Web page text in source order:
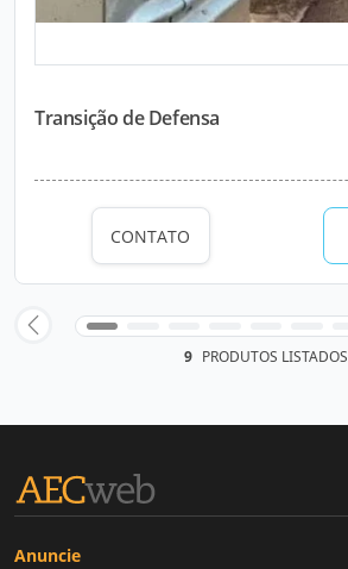
Transição de Defensa
CONTATO
9 PRODUTOS LISTADOS
Anuncie